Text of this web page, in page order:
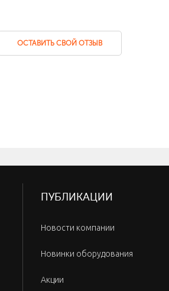
ОСТАВИТЬ СВОЙ ОТЗЫВ
ПУБЛИКАЦИИ
Новости компании
Новинки оборудования
Акции